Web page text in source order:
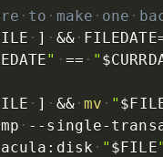
to make one
] && FILEDATE
" == "
] && mv "
--single-
" $FILE"